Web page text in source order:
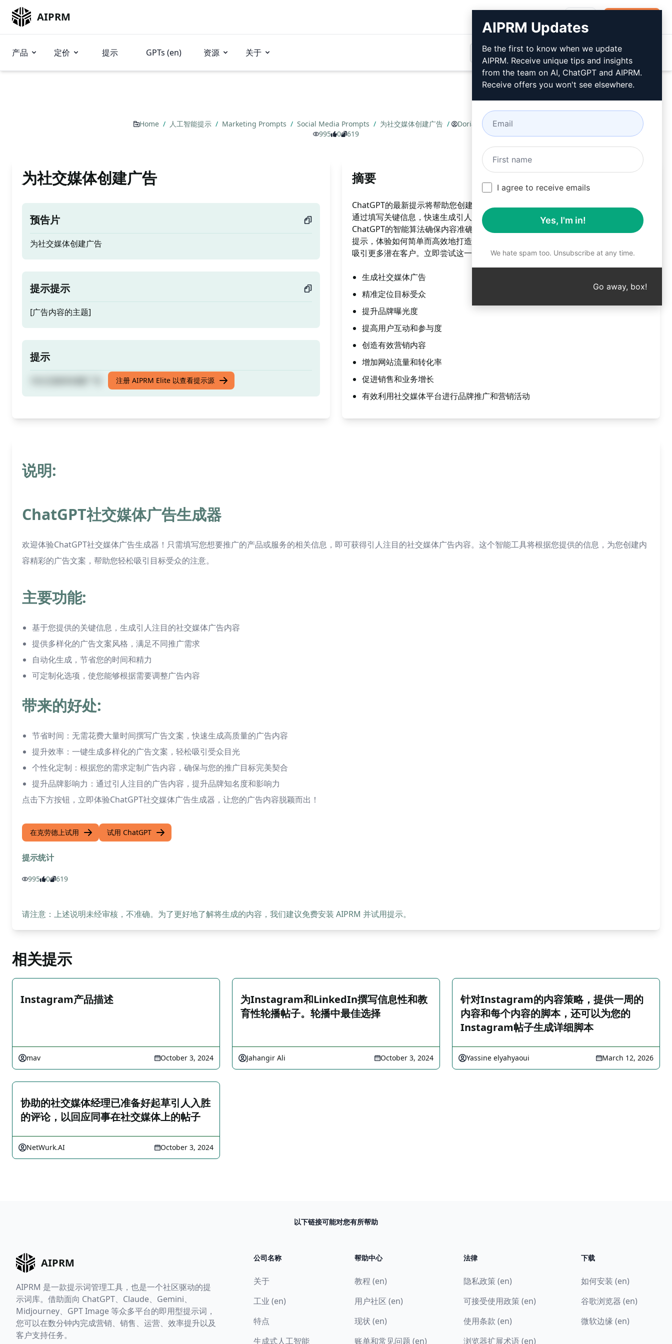
AIPRM
产品 定价 提示 GPTs (en) 资源 关于
Home / 人工智能提示 / Marketing Prompts / Social Media Prompts / 为社交媒体创建广告 / Dorian
October 3, 2024
995
0 619
为社交媒体创建广告
预告片
为社交媒体创建广告
提示提示
[广告内容的主题]
提示
注册 AIPRM Elite 以查看提示源
摘要
ChatGPT的最新提示将帮助您创建社交媒体广告，吸引目标受众并提高品牌知名度。
通过填写关键信息，快速生成引人注目的社交媒体广告内容，轻松吸引更多眼球。
ChatGPT的智能算法确保内容准确、独特，提供让人印象深刻的广告文案。试用这一
提示，体验如何简单而高效地打造引人入胜的社交媒体广告，让您的品牌脱颖而出，
吸引更多潜在客户。立即尝试这一提示，提升您的广告创意水平！
生成社交媒体广告
精准定位目标受众
提升品牌曝光度
提高用户互动和参与度
创造有效营销内容
增加网站流量和转化率
促进销售和业务增长
有效利用社交媒体平台进行品牌推广和营销活动
说明:
ChatGPT社交媒体广告生成器
欢迎体验ChatGPT社交媒体广告生成器！只需填写您想要推广的产品或服务的相关信息，即可获得引人注目的社交媒体广告内容。这个智能工具将根据您提供的信息，为您创建内
容精彩的广告文案，帮助您轻松吸引目标受众的注意。
主要功能:
基于您提供的关键信息，生成引人注目的社交媒体广告内容
提供多样化的广告文案风格，满足不同推广需求
自动化生成，节省您的时间和精力
可定制化选项，使您能够根据需要调整广告内容
带来的好处:
节省时间：无需花费大量时间撰写广告文案，快速生成高质量的广告内容
提升效率：一键生成多样化的广告文案，轻松吸引受众目光
个性化定制：根据您的需求定制广告内容，确保与您的推广目标完美契合
提升品牌影响力：通过引人注目的广告内容，提升品牌知名度和影响力
点击下方按钮，立即体验ChatGPT社交媒体广告生成器，让您的广告内容脱颖而出！
在克劳德上试用 试用 ChatGPT
提示统计
995 0 619
请注意：上述说明未经审核，不准确。为了更好地了解将生成的内容，我们建议免费安装 AIPRM 并试用提示。
相关提示
Instagram产品描述
mav October 3, 2024
为Instagram和LinkedIn撰写信息性和教
育性轮播帖子。轮播中最佳选择
Jahangir Ali October 3, 2024
针对Instagram的内容策略，提供一周的
内容和每个内容的脚本，还可以为您的
Instagram帖子生成详细脚本
Yassine elyahyaoui March 12, 2026
协助的社交媒体经理已准备好起草引人入胜
的评论，以回应同事在社交媒体上的帖子
NetWurk.AI October 3, 2024
以下链接可能对您有所帮助
AIPRM
AIPRM 是一款提示词管理工具，也是一个社区驱动的提
示词库。借助面向 ChatGPT、Claude、Gemini、
Midjourney、GPT Image 等众多平台的即用型提示词，
您可以在数分钟内完成营销、销售、运营、效率提升以及
客户支持任务。
公司名称
关于
工业 (en)
特点
生成式人工智能
帮助中心
教程 (en)
用户社区 (en)
现状 (en)
账单和常见问题 (en)
法律
隐私政策 (en)
可接受使用政策 (en)
使用条款 (en)
浏览器扩展术语 (en)
下载
如何安装 (en)
谷歌浏览器 (en)
微软边缘 (en)
AIPRM Updates
Be the first to know when we update
AIPRM. Receive unique tips and insights
from the team on AI, ChatGPT and AIPRM.
Receive offers you won't see elsewhere.
I agree to receive emails
Yes, I'm in!
We hate spam too. Unsubscribe at any time.
Go away, box!